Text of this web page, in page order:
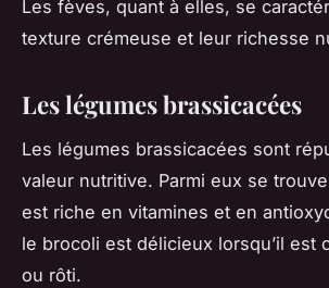
Les fèves, quant à elles, se
texture crémeuse et leur richesse
Les légumes brassicacées
Les légumes brassicacées sont
valeur nutritive. Parmi eux se
est riche en vitamines et en
le brocoli est délicieux lorsqu’il est
ou rôti.